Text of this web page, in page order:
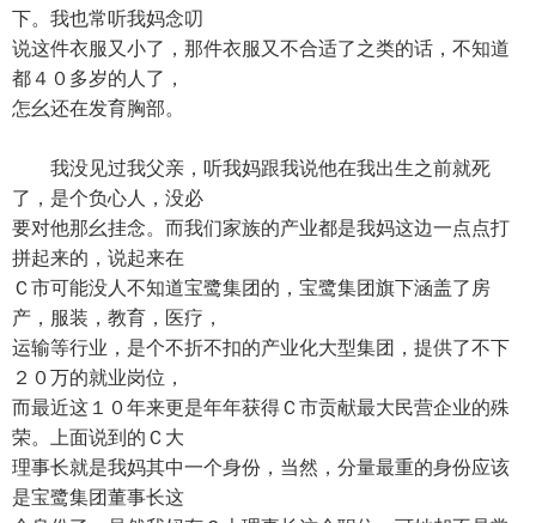
下。我也常听我妈念叨
说这件衣服又小了，那件衣服又不合适了之类的话，不知道
都４０多岁的人了，
怎幺还在发育胸部。
我没见过我父亲，听我妈跟我说他在我出生之前就死
了，是个负心人，没必
要对他那幺挂念。而我们家族的产业都是我妈这边一点点打
拼起来的，说起来在
Ｃ市可能没人不知道宝鹭集团的，宝鹭集团旗下涵盖了房
产，服装，教育，医疗，
运输等行业，是个不折不扣的产业化大型集团，提供了不下
２０万的就业岗位，
而最近这１０年来更是年年获得Ｃ市贡献最大民营企业的殊
荣。上面说到的Ｃ大
理事长就是我妈其中一个身份，当然，分量最重的身份应该
是宝鹭集团董事长这